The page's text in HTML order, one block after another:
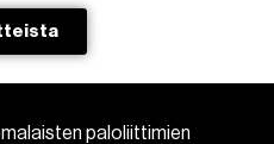
paloliittimien